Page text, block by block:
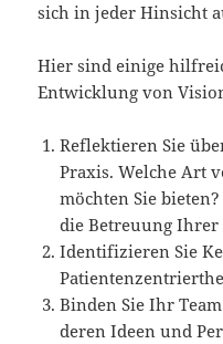
sich in jeder Hinsicht
Hier sind einige
Entwicklung von
Reflektieren Sie
Praxis. Welche Art
möchten Sie
die Betreuung Ihrer
Identifizieren Sie
Binden Sie Ihr
deren Ideen und